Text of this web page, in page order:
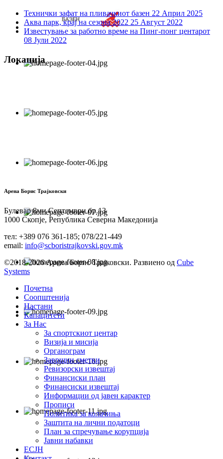
Технички зафат на пливачкиот базен 22 Април 2025
Аква парк, крај на сезона 2022 25 Август 2022
Известување за работно време на Пинг-понг центарот
08 Јули 2022
Локација
Арена Борис Трајковски
Булевар 8ми Септември бр.13
1000 Скопје, Република Северна Македонија
тел: +389 076 361-185; 078/221-449
email: info@scboristrajkovski.gov.mk
©2018-2026 Арена Борис Трајковски. Развиено од Cube
Systems
Почетна
Соопштенија
Настани
Капацитети
За Нас
За спортскиот центар
Визија и мисија
Органограм
Завршни сметки
Ревизорски извештај
Финансиски план
Финансиски извештај
Информации од јавен карактер
Прописи
Политика за колачиња
Заштита на лични податоци
План за спречување корупција
Јавни набавки
ЕСЈН